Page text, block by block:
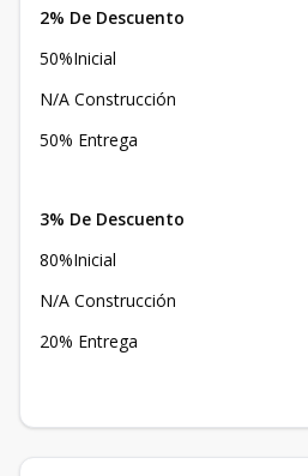
2% De Descuento
50%Inicial
N/A Construcción
50% Entrega
3% De Descuento
80%Inicial
N/A Construcción
20% Entrega